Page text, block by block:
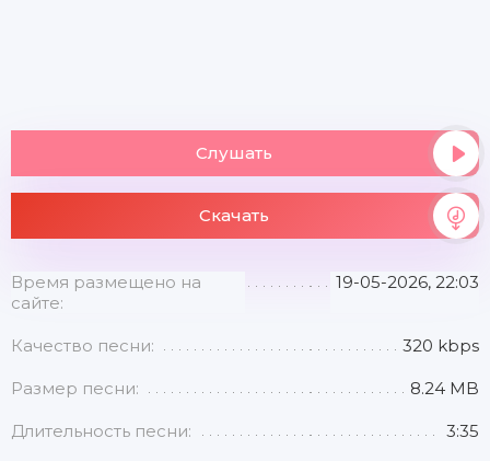
Слушать
Скачать
Время размещено на
сайте:
19-05-2026, 22:03
Качество песни: 320 kbps
Размер песни: 8.24 MB
Длительность песни: 3:35